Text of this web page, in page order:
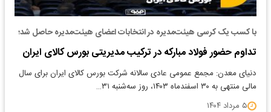
با کسب یک کرسی هیئت‌مدیره در انتخابات اعضای هیئت‌مدیره حاصل شد؛
تداوم حضور فولاد مبارکه در ترکیب مدیریتی بورس کالای ایران
دنیای معدن: مجمع عمومی عادی سالانه شرکت بورس کالای ایران برای سال
مالی منتهی به ۳۰ اسفندماه ۱۴۰۳، روز سه‌شنبه ۳۱…
۵ مرداد ۱۴۰۴